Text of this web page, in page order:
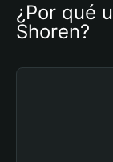
¿Por qué
Shoren?